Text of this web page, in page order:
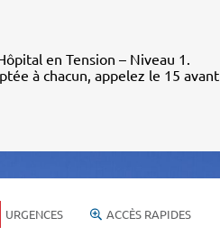
en Tension – Niveau 1.
à chacun, appelez le 15 avant
URGENCES ACCÈS RAPIDES